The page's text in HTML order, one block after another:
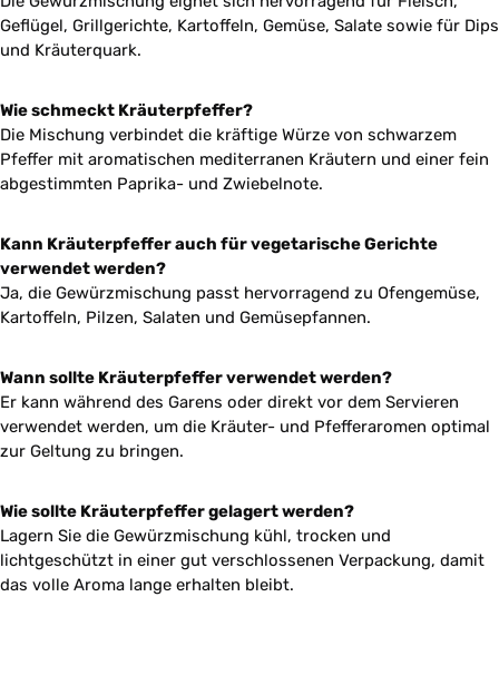
Geflügel, Grillgerichte, Kartoffeln, Gemüse, Salate sowie für Dips
und Kräuterquark.
Wie schmeckt Kräuterpfeffer?
Die Mischung verbindet die kräftige Würze von schwarzem
Pfeffer mit aromatischen mediterranen Kräutern und einer fein
abgestimmten Paprika- und Zwiebelnote.
Kann Kräuterpfeffer auch für vegetarische Gerichte
verwendet werden?
Ja, die Gewürzmischung passt hervorragend zu Ofengemüse,
Kartoffeln, Pilzen, Salaten und Gemüsepfannen.
Wann sollte Kräuterpfeffer verwendet werden?
Er kann während des Garens oder direkt vor dem Servieren
verwendet werden, um die Kräuter- und Pfefferaromen optimal
zur Geltung zu bringen.
Wie sollte Kräuterpfeffer gelagert werden?
Lagern Sie die Gewürzmischung kühl, trocken und
lichtgeschützt in einer gut verschlossenen Verpackung, damit
das volle Aroma lange erhalten bleibt.